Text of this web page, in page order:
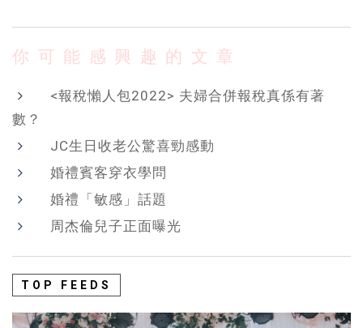
你可能感興趣的文章
<報稅懶人包2022> 夫婦合併報稅真係有著
數？
JC生日收老公驚喜勁感動
婚禮賓客穿衣學問
婚禮「敏感」話題
周杰倫兒子正面曝光
TOP FEEDS